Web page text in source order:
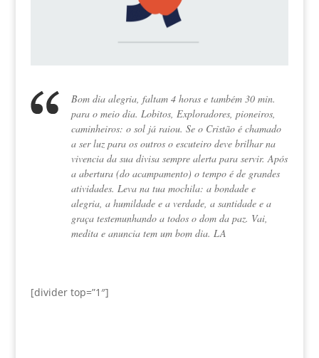
Bom dia alegria, faltam 4 horas e também 30 min.
para o meio dia. Lobitos, Exploradores, pioneiros,
caminheiros: o sol já raiou. Se o Cristão é chamado
a ser luz para os outros o escuteiro deve brilhar na
vivencia da sua divisa sempre alerta para servir. Após
a abertura (do acampamento) o tempo é de grandes
atividades. Leva na tua mochila: a bondade e
alegria, a humildade e a verdade, a santidade e a
graça testemunhando a todos o dom da paz. Vai,
medita e anuncia tem um bom dia. LA
[divider top=”1″]